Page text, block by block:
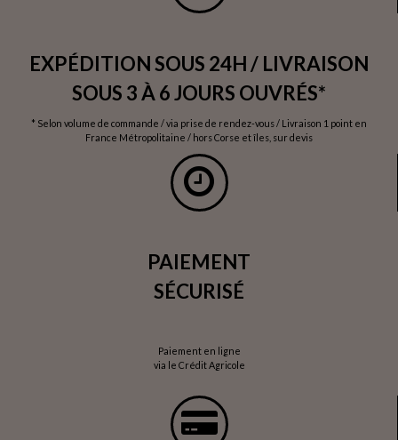
EXPÉDITION SOUS 24H / LIVRAISON
SOUS 3 À 6 JOURS OUVRÉS*
* Selon volume de commande / via prise de rendez-vous / Livraison 1 point en
France Métropolitaine / hors Corse et îles, sur devis
PAIEMENT
SÉCURISÉ
Paiement en ligne
via le Crédit Agricole